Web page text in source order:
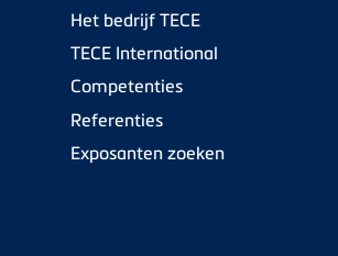
Het bedrijf TECE
TECE International
Competenties
Referenties
Exposanten zoeken